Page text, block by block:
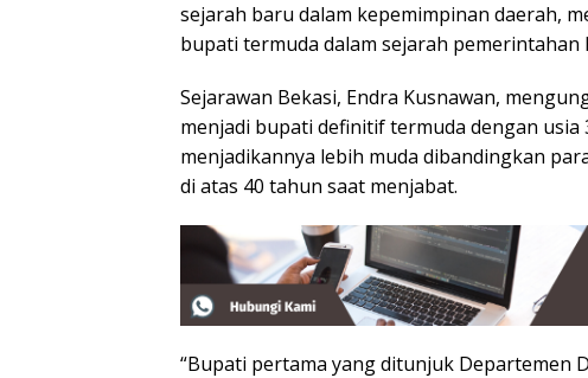
sejarah baru dalam kepemimpinan daerah,
bupati termuda dalam sejarah pemerintahan
Sejarawan Bekasi, Endra Kusnawan,
menjadi bupati definitif termuda dengan
menjadikannya lebih muda dibandingkan
di atas 40 tahun saat menjabat.
“Bupati pertama yang ditunjuk Departemen